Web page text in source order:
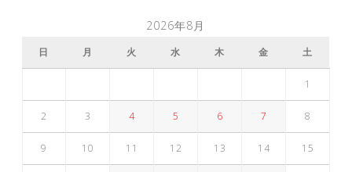
2026年8月
日 月 火 水 木 金 土
1
2 3 4 5 6 7 8
9 10 11 12 13 14 15